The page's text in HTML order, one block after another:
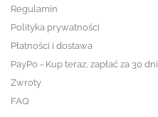
Regulamin
Polityka prywatności
Płatności i dostawa
PayPo - Kup teraz, zapłać za 30 dni
Zwroty
FAQ